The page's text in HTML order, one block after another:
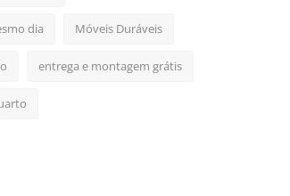
dia Móveis Duráveis
entrega e montagem grátis